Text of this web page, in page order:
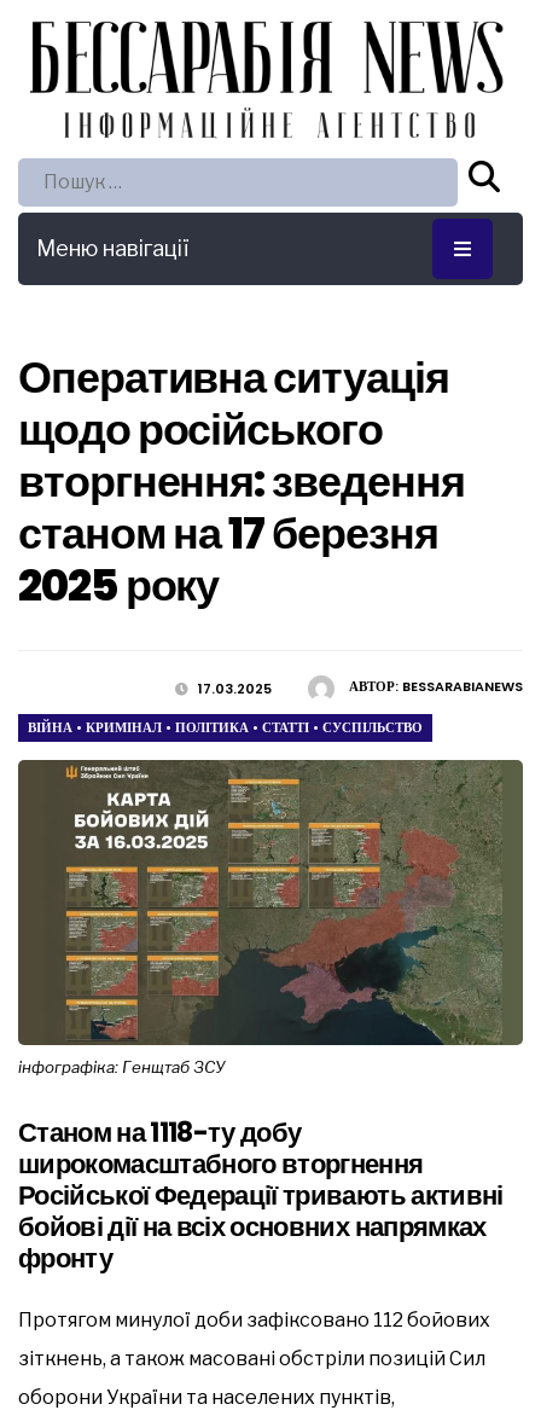
Пошук:
Меню навігації
Оперативна ситуація
щодо російського
вторгнення: зведення
станом на 17 березня
2025 року
АВТОР: BESSARABIANEWS
17.03.2025
ВІЙНА • КРИМІНАЛ • ПОЛІТИКА • СТАТТІ • СУСПІЛЬСТВО
інфографіка: Генщтаб ЗСУ
Станом на 1118-ту добу
широкомасштабного вторгнення
Російської Федерації тривають активні
бойові дії на всіх основних напрямках
фронту
Протягом минулої доби зафіксовано 112 бойових
зіткнень, а також масовані обстріли позицій Сил
оборони України та населених пунктів,